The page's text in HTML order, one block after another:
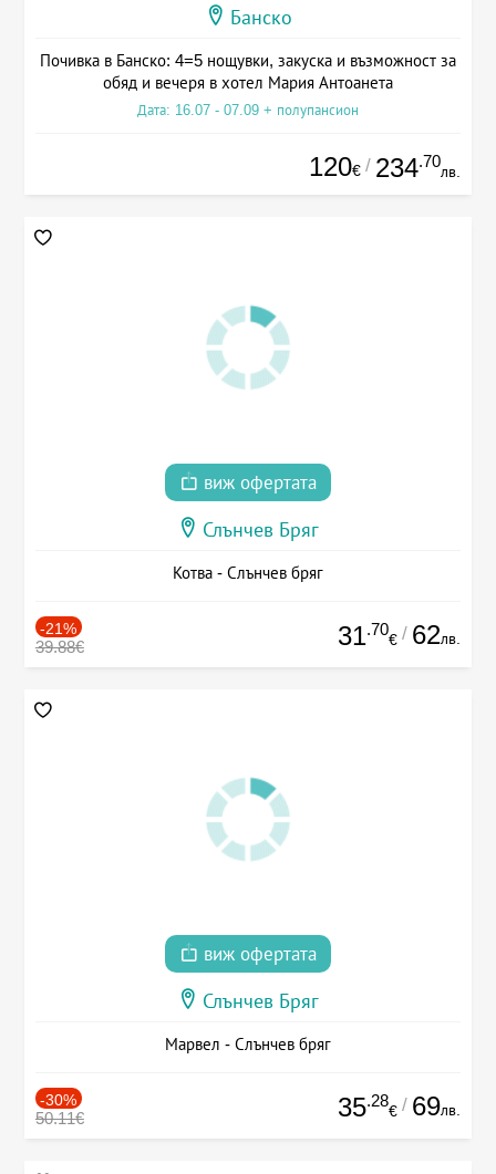
Банско
Почивка в Банско: 4=5 нощувки, закуска и възможност за
обяд и вечеря в хотел Мария Антоанета
Дата: 16.07 - 07.09 + полупансион
120€ / 234.70
лв.
виж офертата
Слънчев Бряг
Котва - Слънчев бряг
-21%
39.88€ 31.70
€ / 62лв.
виж офертата
Слънчев Бряг
Марвел - Слънчев бряг
-30%
50.11€ 35.28
€ / 69лв.